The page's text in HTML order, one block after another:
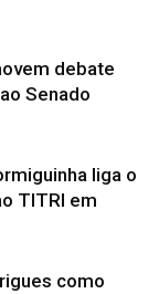
debate
Senado
liga o
TITRI em
como